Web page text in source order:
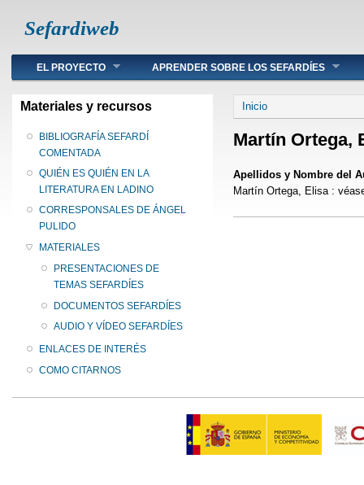
Sefardiweb
Main menu
EL PROYECTO APRENDER SOBRE LOS SEFARDÍES
Materiales y recursos
BIBLIOGRAFÍA SEFARDÍ
COMENTADA
QUIÉN ES QUIÉN EN LA
LITERATURA EN LADINO
CORRESPONSALES DE ÁNGEL
PULIDO
MATERIALES
PRESENTACIONES DE
TEMAS SEFARDÍES
DOCUMENTOS SEFARDÍES
AUDIO Y VÍDEO SEFARDÍES
ENLACES DE INTERÉS
COMO CITARNOS
Se encuentra
Inicio
Martín Ortega,
Apellidos y Nombre del
Martín Ortega, Elisa :